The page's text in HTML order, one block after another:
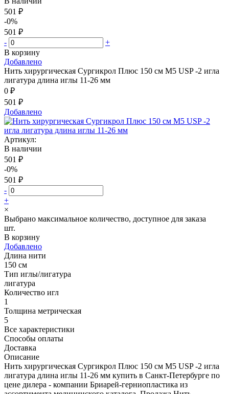
501 ₽
-0%
501 ₽
-
+
В корзину
Добавлено
Нить хирургическая Сургикрол Плюс 150 см М5 USP -2 игла
лигатура длина иглы 11-26 мм
0 ₽
501 ₽
Добавлено
Артикул:
В наличии
501 ₽
-0%
501 ₽
-
+
×
Выбрано максимальное количество, доступное для заказа
шт.
В корзину
Добавлено
Длина нити
150 см
Тип иглы/лигатура
лигатура
Количество игл
1
Толщина метрическая
5
Все характеристики
Способы оплаты
Доставка
Описание
Нить хирургическая Сургикрол Плюс 150 см М5 USP -2 игла
лигатура длина иглы 11-26 мм купить в Санкт-Петербурге по
цене дилера - компании Бриарей-герниопластика из